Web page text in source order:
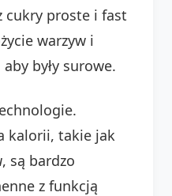
cukry proste i fast
warzyw i
były surowe.
kalorii, takie jak
, są bardzo
z funkcją